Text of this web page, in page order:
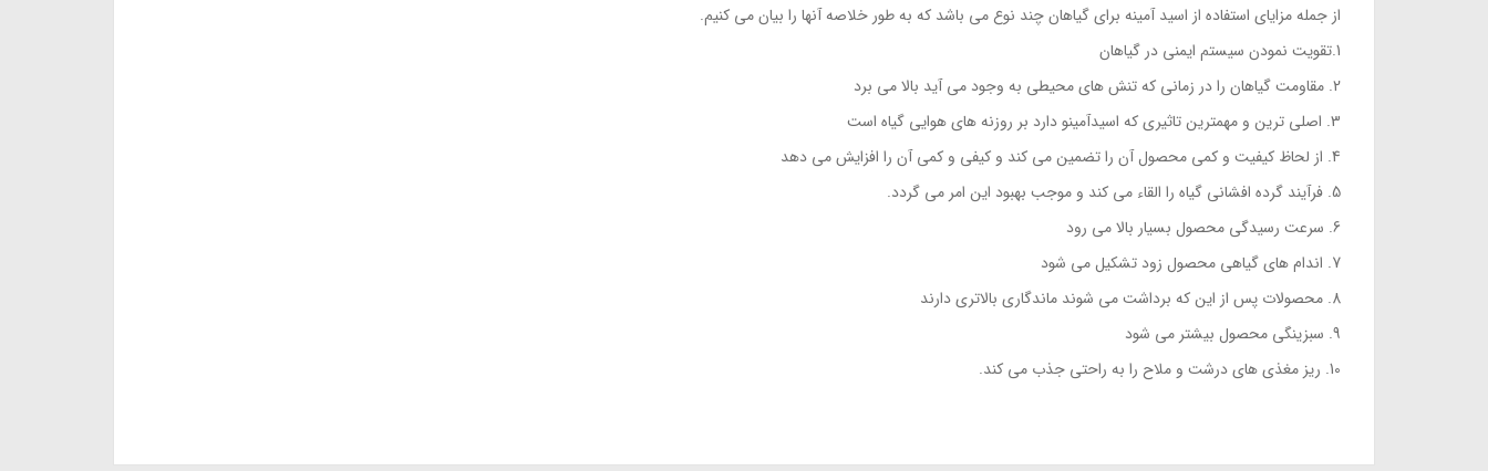
از جمله مزایای استفاده از اسید آمینه برای گیاهان چند نوع می باشد که به طور خلاصه آنها را بیان می کنیم.
1.تقویت نمودن سیستم ایمنی در گیاهان
2. مقاومت گیاهان را در زمانی که تنش های محیطی به وجود می آید بالا می برد
3. اصلی ترین و مهمترین تاثیری که اسیدآمینو دارد بر روزنه های هوایی گیاه است
4. از لحاظ کیفیت و کمی محصول آن را تضمین می کند و کیفی و کمی آن را افزایش می دهد
5. فرآیند گرده افشانی گیاه را القاء می کند و موجب بهبود این امر می گردد.
6. سرعت رسیدگی محصول بسیار بالا می رود
7. اندام های گیاهی محصول زود تشکیل می شود
8. محصولات پس از این که برداشت می شوند ماندگاری بالاتری دارند
9. سبزینگی محصول بیشتر می شود
10. ریز مغذی های درشت و ملاح را به راحتی جذب می کند.